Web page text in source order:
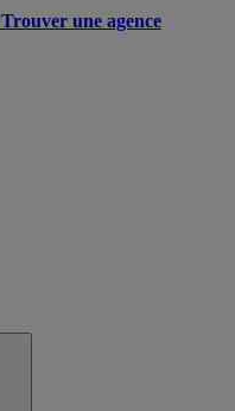
Trouver une agence